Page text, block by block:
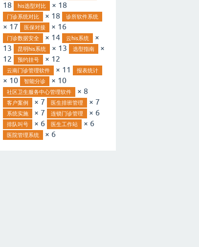
18
his选型对比 × 18
门诊系统对比 × 18 诊所软件系统
× 17 医保对接 × 16
门诊数据安全 × 14 云his系统
×
13
昆明his系统 × 13 选型指南
×
12
预约挂号 × 12
云南门诊管理软件 × 11 报表统计
× 10 智能分诊 × 10
社区卫生服务中心管理软件 × 8
客户案例 × 7 医生排班管理 × 7
系统实施 × 7 连锁门诊管理 × 6
排队叫号 × 6 医生工作站 × 6
医院管理系统 × 6